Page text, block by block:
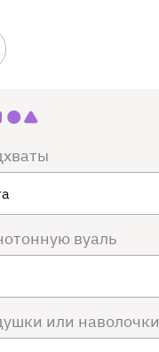
вуаль
или наволочки